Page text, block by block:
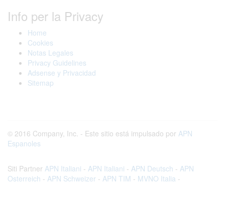
Info per la Privacy
Home
Cookies
Notas Legales
Privacy Guidelines
Adsense y Privacidad
Sitemap
© 2016 Company, Inc. - Este sitio está impulsado por APN
Espanoles
Siti Partner APN Italiani - APN Italiani - APN Deutsch - APN
Osterreich - APN Schweizer - APN TIM - MVNO Italia -